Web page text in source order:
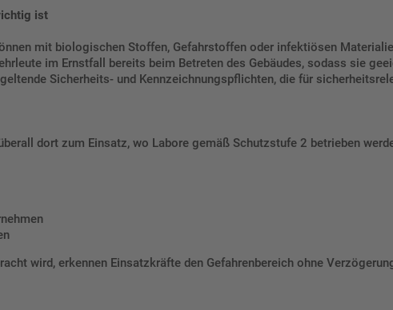
ist
mit biologischen Stoffen, Gefahrstoffen oder infektiösen
im Ernstfall bereits beim Betreten des Gebäudes, sodass sie
Sicherheits- und Kennzeichnungspflichten, die für
dort zum Einsatz, wo Labore gemäß Schutzstufe 2 betrieben
wird, erkennen Einsatzkräfte den Gefahrenbereich ohne